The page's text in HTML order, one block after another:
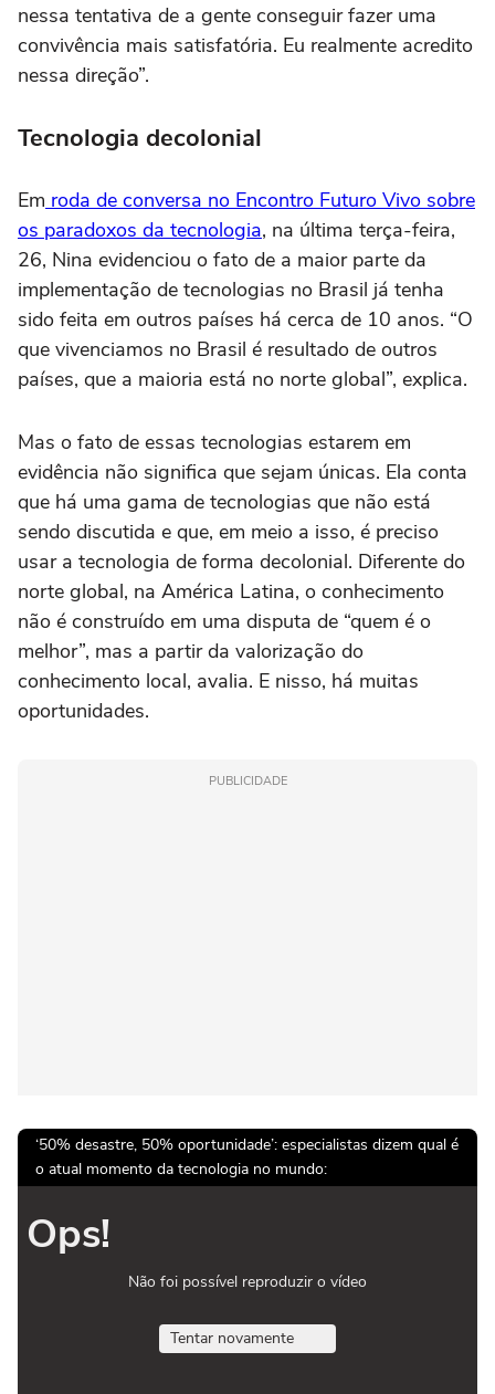
nessa tentativa de a gente conseguir fazer uma
convivência mais satisfatória. Eu realmente acredito
nessa direção”.
Tecnologia decolonial
Em roda de conversa no Encontro Futuro Vivo sobre
os paradoxos da tecnologia, na última terça-feira,
26, Nina evidenciou o fato de a maior parte da
implementação de tecnologias no Brasil já tenha
sido feita em outros países há cerca de 10 anos. “O
que vivenciamos no Brasil é resultado de outros
países, que a maioria está no norte global”, explica.
Mas o fato de essas tecnologias estarem em
evidência não significa que sejam únicas. Ela conta
que há uma gama de tecnologias que não está
sendo discutida e que, em meio a isso, é preciso
usar a tecnologia de forma decolonial. Diferente do
norte global, na América Latina, o conhecimento
não é construído em uma disputa de “quem é o
melhor”, mas a partir da valorização do
conhecimento local, avalia. E nisso, há muitas
oportunidades.
PUBLICIDADE
‘50% desastre, 50% oportunidade’: especialistas dizem qual é
o atual momento da tecnologia no mundo:
Ops!
Não foi possível reproduzir o vídeo
Tentar novamente